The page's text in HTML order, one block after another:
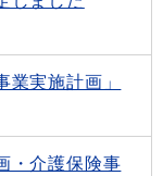
業実施計画」
・介護保険事